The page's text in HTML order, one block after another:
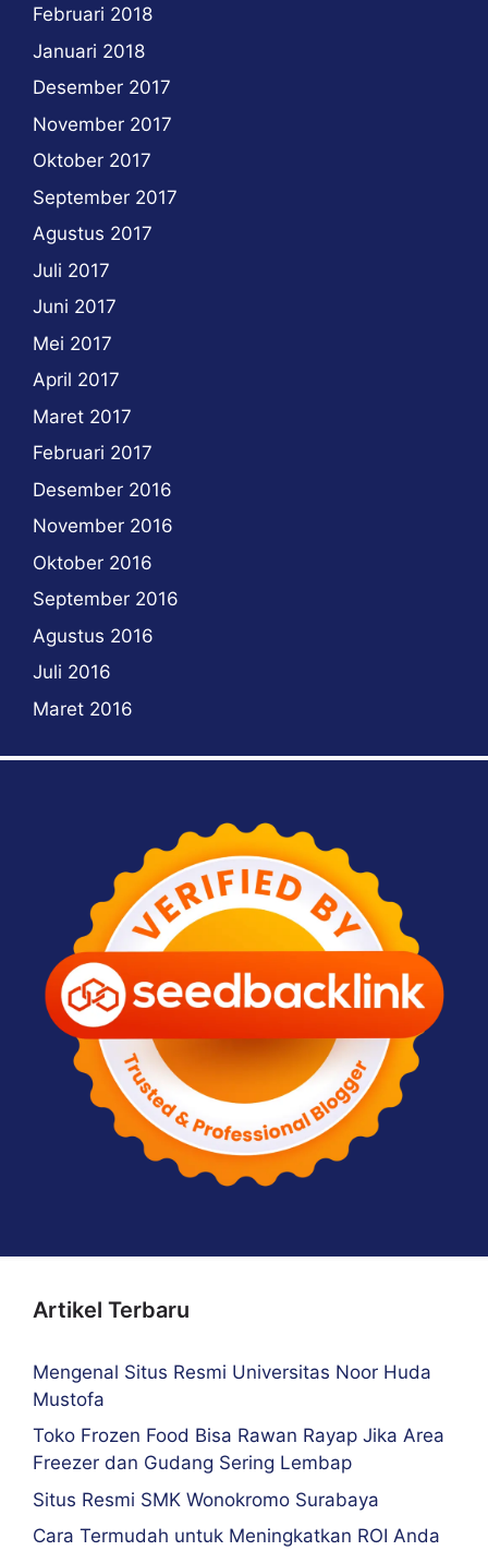
Februari 2018
Januari 2018
Desember 2017
November 2017
Oktober 2017
September 2017
Agustus 2017
Juli 2017
Juni 2017
Mei 2017
April 2017
Maret 2017
Februari 2017
Desember 2016
November 2016
Oktober 2016
September 2016
Agustus 2016
Juli 2016
Maret 2016
Artikel Terbaru
Mengenal Situs Resmi Universitas Noor Huda
Mustofa
Toko Frozen Food Bisa Rawan Rayap Jika Area
Freezer dan Gudang Sering Lembap
Situs Resmi SMK Wonokromo Surabaya
Cara Termudah untuk Meningkatkan ROI Anda